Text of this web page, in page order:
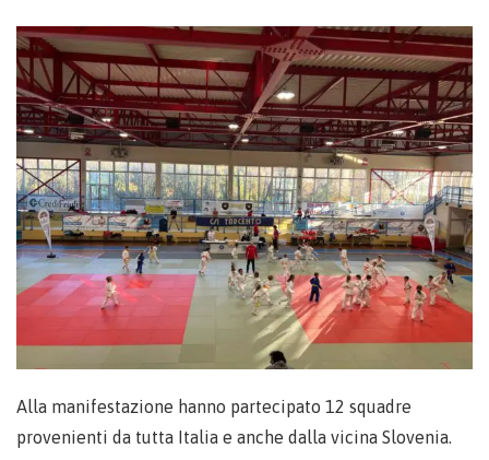
Alla manifestazione hanno partecipato 12 squadre
provenienti da tutta Italia e anche dalla vicina Slovenia.